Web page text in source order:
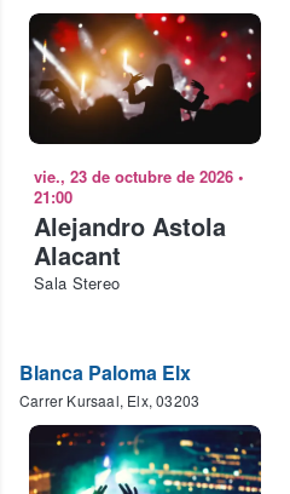
vie., 23 de octubre de 2026 •
21:00
Alejandro Astola
Alacant
Sala Stereo
Blanca Paloma Elx
Carrer Kursaal, Elx, 03203